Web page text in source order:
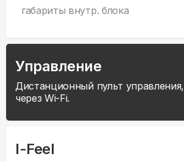
габариты внутр. блока
Управление
Дистанционный пульт управления,
через Wi-Fi.
I-Feel